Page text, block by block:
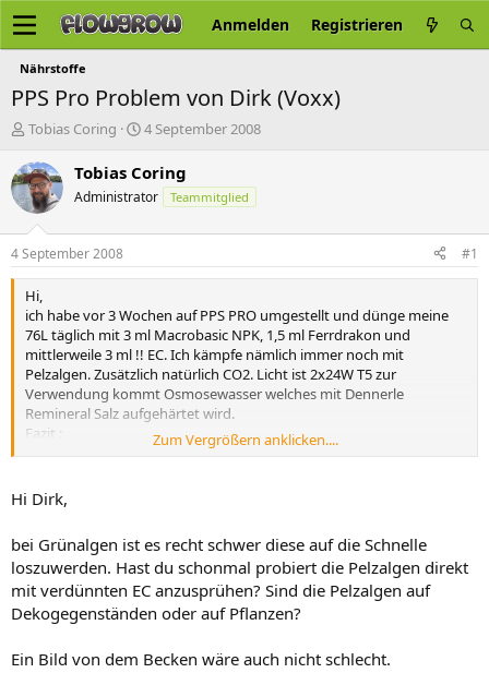
Anmelden Registrieren
Nährstoffe
PPS Pro Problem von Dirk (Voxx)
E
s
t
e
l
e
r
Tobias Coring
E
s
e
t
a
4 September 2008
Tobias Coring
Administrator Teammitglied
4 September 2008 #1
Hi,
ich habe vor 3 Wochen auf PPS PRO umgestellt und dünge meine
76L täglich mit 3 ml Macrobasic NPK, 1,5 ml Ferrdrakon und
mittlerweile 3 ml !! EC. Ich kämpfe nämlich immer noch mit
Pelzalgen. Zusätzlich natürlich CO2. Licht ist 2x24W T5 zur
Verwendung kommt Osmosewasser welches mit Dennerle
Remineral Salz aufgehärtet wird.
Fazit :
Es wächst nicht schlecht besonders meine Eustralis Stellata, die
mein Algenproblem nicht in den Griff.
An welcher Schraube kann ich noch drehen um das Wachstum zu
Gruß
Dirk
Zum Vergrößern anklicken....
Hi Dirk,
bei Grünalgen ist es recht schwer diese auf die Schnelle
loszuwerden. Hast du schonmal probiert die Pelzalgen direkt
mit verdünnten EC anzusprühen? Sind die Pelzalgen auf
Dekogegenständen oder auf Pflanzen?
Ein Bild von dem Becken wäre auch nicht schlecht.